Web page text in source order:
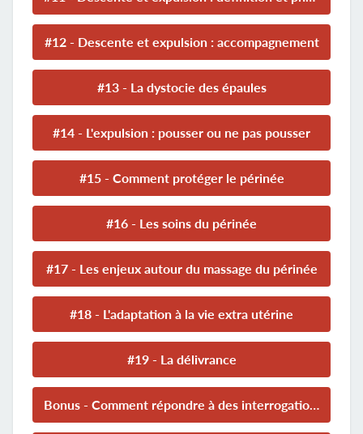
#12 - Descente et expulsion : accompagnement
#13 - La dystocie des épaules
#14 - L'expulsion : pousser ou ne pas pousser
#15 - Comment protéger le périnée
#16 - Les soins du périnée
#17 - Les enjeux autour du massage du périnée
#18 - L'adaptation à la vie extra utérine
#19 - La délivrance